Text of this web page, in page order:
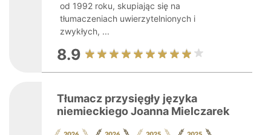
od 1992 roku, skupiając się na
tłumaczeniach uwierzytelnionych i
zwykłych, ...
8.9
Tłumacz przysięgły języka
niemieckiego Joanna Mielczarek